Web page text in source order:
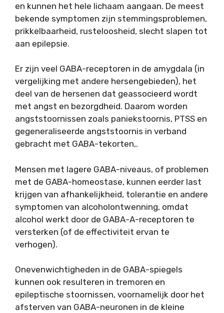
en kunnen het hele lichaam aangaan. De meest
bekende symptomen zijn stemmingsproblemen,
prikkelbaarheid, rusteloosheid, slecht slapen tot
aan epilepsie.
Er zijn veel GABA-receptoren in de amygdala (in
vergelijking met andere hersengebieden), het
deel van de hersenen dat geassocieerd wordt
met angst en bezorgdheid. Daarom worden
angststoornissen zoals paniekstoornis, PTSS en
gegeneraliseerde angststoornis in verband
gebracht met GABA-tekorten,.
Mensen met lagere GABA-niveaus, of problemen
met de GABA-homeostase, kunnen eerder last
krijgen van afhankelijkheid, tolerantie en andere
symptomen van alcoholontwenning, omdat
alcohol werkt door de GABA-A-receptoren te
versterken (of de effectiviteit ervan te
verhogen).
Onevenwichtigheden in de GABA-spiegels
kunnen ook resulteren in tremoren en
epileptische stoornissen, voornamelijk door het
afsterven van GABA-neuronen in de kleine